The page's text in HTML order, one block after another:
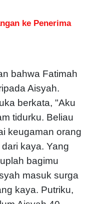
ke Penerima
bahwa Fatimah
Aisyah.
berkata, "Aku
tidurku. Beliau
keugaman orang
kaya. Yang
bagimu
masuk surga
kaya. Putriku,